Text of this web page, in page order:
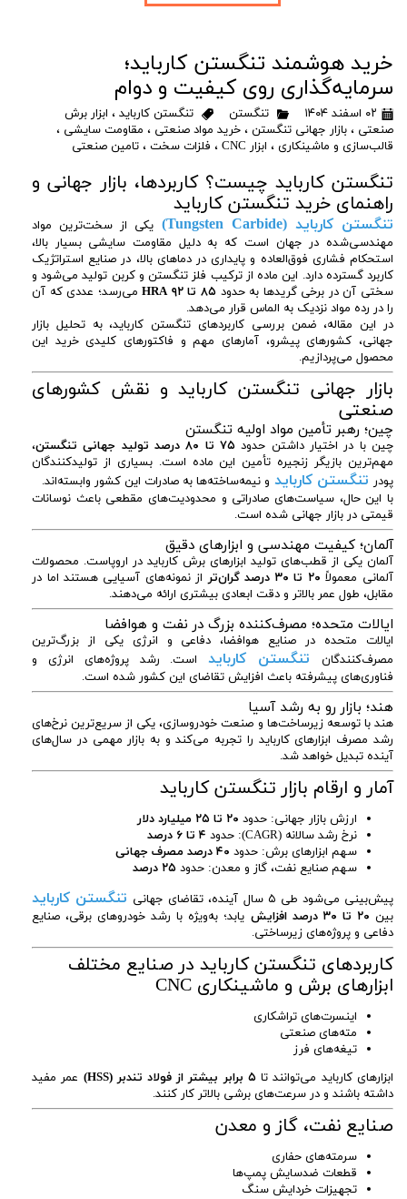
خرید هوشمند تنگستن کارباید؛
سرمایه‌گذاری روی کیفیت و دوام
۰۲ اسفند ۱۴۰۴ تنگستن تنگستن کارباید ، ابزار برش
صنعتی ،بازار جهانی تنگستن ،خرید مواد صنعتی ، مقاومت سایشی ،
قالب‌سازی و ماشینکاری ، ابزار CNC ، فلزات سخت ،تامین صنعتی
تنگستن کارباید چیست؟ کاربردها، بازار جهانی و
راهنمای خرید تنگستن کارباید
تنگستن کارباید (Tungsten Carbide)
یکی از سخت‌ترین مواد
مهندسی‌شده در جهان است که به دلیل مقاومت سایشی بسیار بالا،
استحکام فشاری فوق‌العاده و پایداری در دماهای بالا، در صنایع استراتژیک
کاربرد گسترده دارد. این ماده از ترکیب فلز تنگستن و کربن تولید می‌شود و
سختی آن در برخی گریدها به حدود ۸۵ تا ۹۲ HRA
می‌رسد؛ عددی که آن
را در رده مواد نزدیک به الماس قرار می‌دهد.
در این مقاله، ضمن بررسی کاربردهای تنگستن کارباید، به تحلیل بازار
جهانی، کشورهای پیشرو، آمارهای مهم و فاکتورهای کلیدی خرید این
محصول می‌پردازیم.
بازار جهانی تنگستن کارباید و نقش کشورهای
صنعتی
چین؛ رهبر تأمین مواد اولیه تنگستن
چین با در اختیار داشتن حدود ۷۵ تا ۸۰ درصد تولید جهانی تنگستن
،
مهم‌ترین بازیگر زنجیره تأمین این ماده است. بسیاری از تولیدکنندگان
پودر تنگستن کارباید و نیمه‌ساخته‌ها به صادرات این کشور وابسته‌اند.
با این حال، سیاست‌های صادراتی و محدودیت‌های مقطعی باعث نوسانات
قیمتی در بازار جهانی شده است.
آلمان؛ کیفیت مهندسی و ابزارهای دقیق
آلمان یکی از قطب‌های تولید ابزارهای برش کارباید در اروپاست. محصولات
آلمانی معمولاً ۲۰ تا ۳۰ درصد گران‌تر
از نمونه‌های آسیایی هستند اما در
مقابل، طول عمر بالاتر و دقت ابعادی بیشتری ارائه می‌دهند.
ایالات متحده؛ مصرف‌کننده بزرگ در نفت و هوافضا
ایالات متحده در صنایع هوافضا، دفاعی و انرژی یکی از بزرگ‌ترین
مصرف‌کنندگان
تنگستن کاربایداست. رشد پروژه‌های انرژی و
فناوری‌های پیشرفته باعث افزایش تقاضای این کشور شده است.
هند؛ بازار رو به رشد آسیا
هند با توسعه زیرساخت‌ها و صنعت خودروسازی، یکی از سریع‌ترین نرخ‌های
رشد مصرف ابزارهای کارباید را تجربه می‌کند و به بازار مهمی در سال‌های
آینده تبدیل خواهد شد.
آمار و ارقام بازار تنگستن کارباید
ارزش بازار جهانی: حدود ۲۰ تا ۲۵ میلیارد دلار
نرخ رشد سالانه (CAGR): حدود
۴ تا ۶ درصد
سهم ابزارهای برش: حدود ۴۰ درصد مصرف جهانی
سهم صنایع نفت، گاز و معدن: حدود ۲۵ درصد
پیش‌بینی می‌شود طی ۵ سال آینده، تقاضای جهانی
تنگستن کارباید
بین ۲۰ تا ۳۰ درصد افزایش
یابد؛ به‌ویژه با رشد خودروهای برقی، صنایع
دفاعی و پروژه‌های زیرساختی.
کاربردهای تنگستن کارباید در صنایع مختلف
ابزارهای برش و ماشینکاری CNC
اینسرت‌های تراشکاری
مته‌های صنعتی
تیغه‌های فرز
ابزارهای کارباید می‌توانند تا ۵ برابر بیشتر از فولاد تندبر (HSS)
عمر مفید
داشته باشند و در سرعت‌های برشی بالاتر کار کنند.
صنایع نفت، گاز و معدن
سرمته‌های حفاری
قطعات ضدسایش پمپ‌ها
تجهیزات خردایش سنگ